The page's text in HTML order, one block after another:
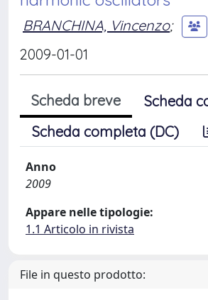
BRANCHINA, Vincenzo;
2009-01-01
Scheda breve
Scheda
Scheda completa (DC)
Anno
2009
Appare nelle tipologie:
1.1 Articolo in rivista
File in questo prodotto: